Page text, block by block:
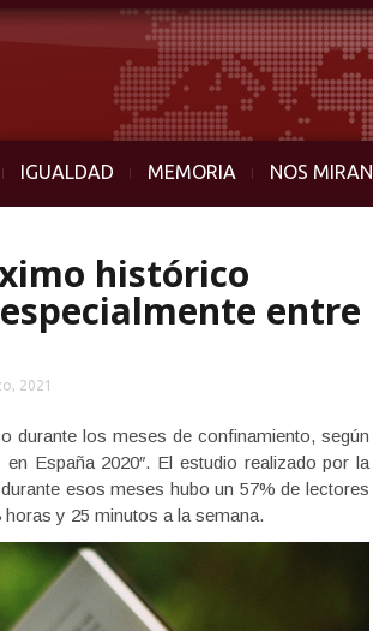
IGUALDAD MEMORIA NOS MIRAN
histórico
entre
2021
durante los meses de confinamiento, según
España 2020″. El estudio realizado por la
esos meses hubo un 57% de lectores
y 25 minutos a la semana.